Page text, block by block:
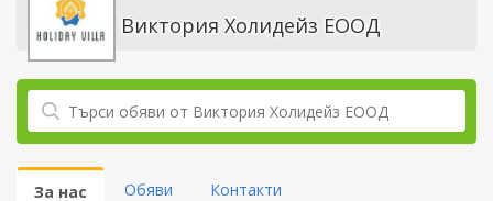
Виктория Холидейз ЕООД
За нас Обяви Контакти